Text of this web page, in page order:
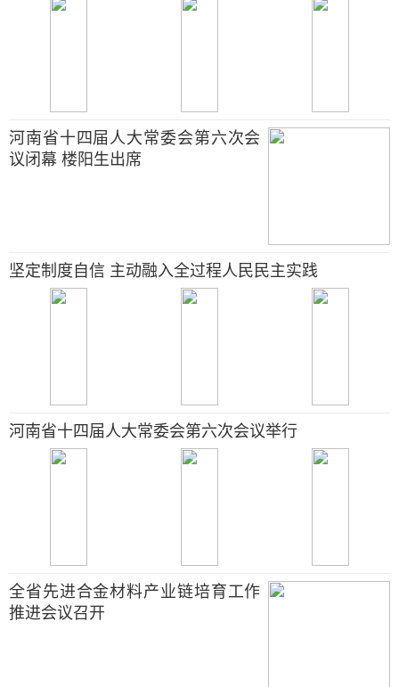
河南省十四届人大常委会第六次会
议闭幕 楼阳生出席
坚定制度自信 主动融入全过程人民民主实践
河南省十四届人大常委会第六次会议举行
全省先进合金材料产业链培育工作
推进会议召开